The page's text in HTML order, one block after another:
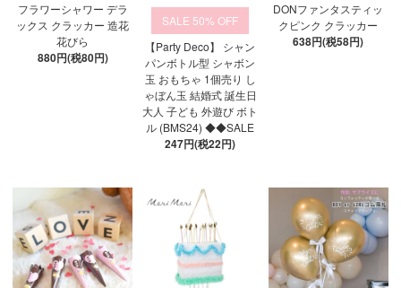
フラワーシャワー デラ
ックス クラッカー 造花
花びら
880円(税80円)
50%
【Party Deco】 シャン
パンボトル型 シャボン
玉 おもちゃ 1個売り し
ゃぼん玉 結婚式 誕生日
大人 子ども 外遊び ボト
ル (BMS24) ◆◆SALE
247円(税22円)
DONファンタスティッ
クピンク クラッカー
638円(税58円)